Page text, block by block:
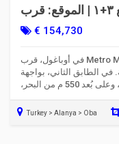
ألانيا أوباغول للبيع ٣+١ | الموقع: قرب Metro Market
| الكود: ٦٩٩٨
€ 154,730
في أوباغول، قرب Metro Market والمستشفى، شقة فارغة بمساحة 125
في الطابق الثاني، بواجهة
جنوب-غربية، مع مطبخ مستقل، وغرفة ملابس، وعلى بُعد 550 م من البحر،
Turkey > Alanya > Oba